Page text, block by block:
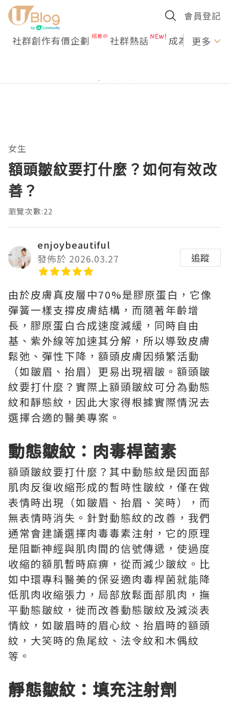
會員登記
社群創作有價企劃 社群熱話 成為U更多
女生
額頭皺紋要打什麼？如何有效改
善？
瀏覽次數:22
enjoybeautiful
發佈於 2026.03.27
追蹤
由於皮膚真皮層中70%是膠原蛋白，它像
彈簧一樣支撐皮膚結構，而隨著年齡增
長，膠原蛋白合成速度減緩，同時自由
基、紫外線等加速其分解，所以導致皮膚
鬆弛、彈性下降，額頭皮膚因頻繁活動
（如皺眉、抬眉）更易出現褶皺。額頭皺
紋要打什麼？實際上額頭皺紋可分為動態
紋和靜態紋，因此大家得根據實際情況去
選擇合適的醫美專案。
動態皺紋：肉毒桿菌素
額頭皺紋要打什麼？其中動態紋是因面部
肌肉反復收縮形成的暫時性皺紋，僅在做
表情時出現（如皺眉、抬眉、笑時），而
無表情時消失。針對動態紋的改善，我們
通常會建議選擇肉毒毒素注射，它的原理
是阻斷神經與肌肉間的信號傳遞，使過度
收縮的額肌暫時麻痹，從而減少皺紋。比
如中環專科醫美的保妥適肉毒桿菌就能降
低肌肉收縮張力，局部放鬆面部肌肉，撫
平動態皺紋，徙而改善動態皺紋及減淡表
情紋，如皺眉時的眉心紋、抬眉時的額頭
紋，大笑時的魚尾紋、法令紋和木偶紋
等。
靜態皺紋：填充注射劑